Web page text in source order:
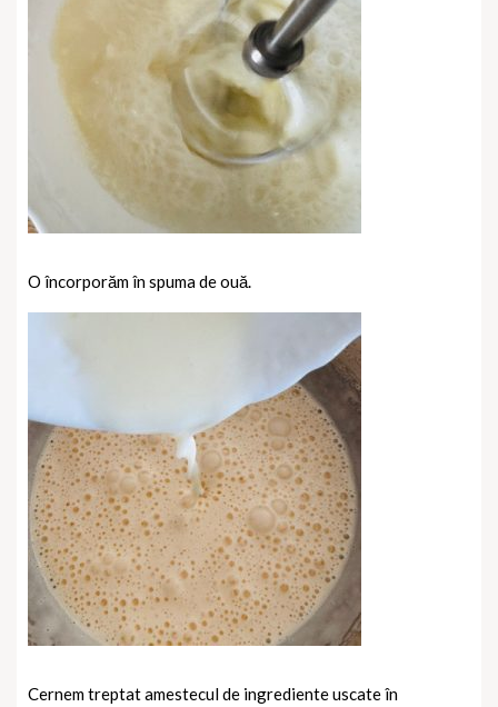
O încorporăm în spuma de ouă.
Cernem treptat amestecul de ingrediente uscate în